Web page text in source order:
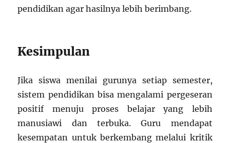
pendidikan agar hasilnya lebih berimbang.
Kesimpulan
Jika siswa menilai gurunya setiap semester,
sistem pendidikan bisa mengalami pergeseran
positif menuju proses belajar yang lebih
manusiawi dan terbuka. Guru mendapat
kesempatan untuk berkembang melalui kritik